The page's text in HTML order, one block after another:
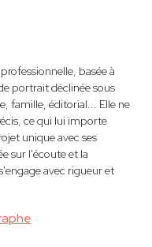
basée à
portrait déclinée sous
famille, éditorial... Elle ne
ce qui lui importe
unique avec ses
sur l'écoute et la
avec rigueur et